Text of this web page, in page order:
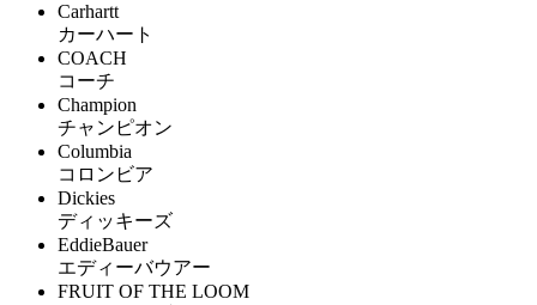
Carhartt
カーハート
COACH
コーチ
Champion
チャンピオン
Columbia
コロンビア
Dickies
ディッキーズ
EddieBauer
エディーバウアー
FRUIT OF THE LOOM